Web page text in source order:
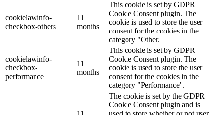
cookielawinfo-
checkbox-others
11
months
This cookie is set by GDPR
Cookie Consent plugin. The
cookie is used to store the user
consent for the cookies in the
category "Other.
cookielawinfo-
checkbox-
performance
11
months
This cookie is set by GDPR
Cookie Consent plugin. The
cookie is used to store the user
consent for the cookies in the
category "Performance".
The cookie is set by the GDPR
Cookie Consent plugin and is